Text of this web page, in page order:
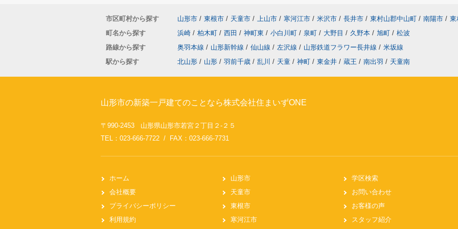
市区町村から探す 山形市 / 東根市 / 天童市 / 上山市 / 寒河江市 / 米沢市 / 長井市 / 東村山郡中山町 / 南陽市 / 東
町名から探す
浜崎 / 柏木町 / 西田 / 神町東 / 小白川町 / 泉町 / 大野目 / 久野本 / 旭町 / 松波
路線から探す
奥羽本線 / 山形新幹線 / 仙山線 / 左沢線 / 山形鉄道フラワー長井線 / 米坂線
駅から探す
北山形 / 山形 / 羽前千歳 / 乱川 / 天童 / 神町 / 東金井 / 蔵王 / 南出羽 / 天童南
山形市の新築一戸建てのことなら株式会社住まいずONE
〒990-2453 山形県山形市若宮２丁目２-２５
TEL：023-666-7722 / FAX：023-666-7731
ホーム
会社概要
プライバシーポリシー
利用規約
山形市
天童市
東根市
寒河江市
学区検索
お問い合わせ
お客様の声
スタッフ紹介